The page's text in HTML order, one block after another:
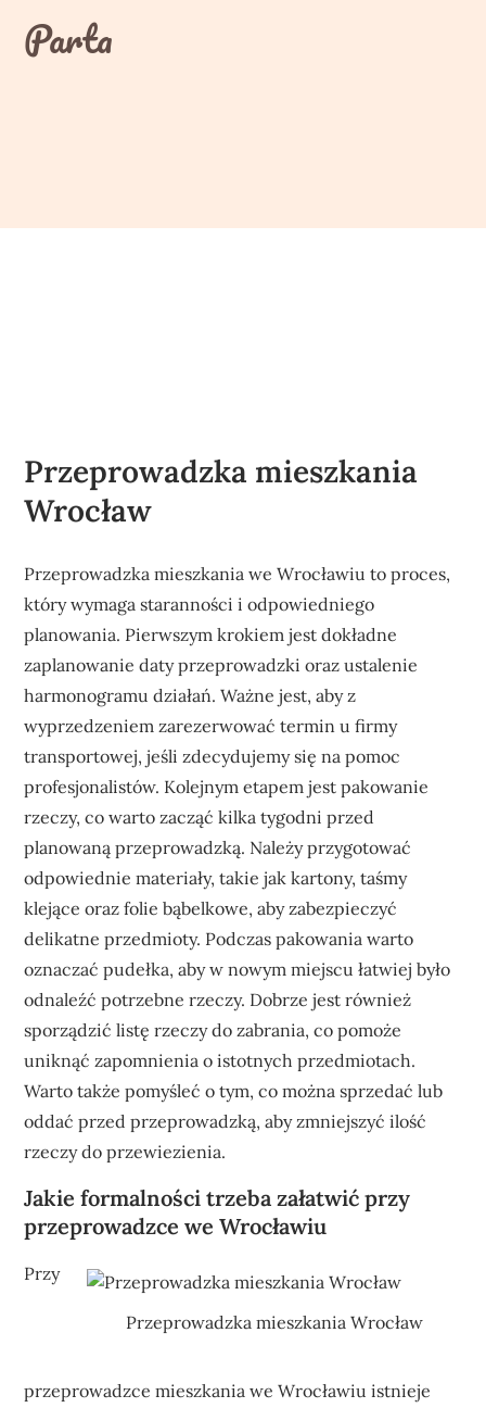
contentParta
Przeprowadzka mieszkania
Wrocław
Przeprowadzka mieszkania we Wrocławiu to proces,
który wymaga staranności i odpowiedniego
planowania. Pierwszym krokiem jest dokładne
zaplanowanie daty przeprowadzki oraz ustalenie
harmonogramu działań. Ważne jest, aby z
wyprzedzeniem zarezerwować termin u firmy
transportowej, jeśli zdecydujemy się na pomoc
profesjonalistów. Kolejnym etapem jest pakowanie
rzeczy, co warto zacząć kilka tygodni przed
planowaną przeprowadzką. Należy przygotować
odpowiednie materiały, takie jak kartony, taśmy
klejące oraz folie bąbelkowe, aby zabezpieczyć
delikatne przedmioty. Podczas pakowania warto
oznaczać pudełka, aby w nowym miejscu łatwiej było
odnaleźć potrzebne rzeczy. Dobrze jest również
sporządzić listę rzeczy do zabrania, co pomoże
uniknąć zapomnienia o istotnych przedmiotach.
Warto także pomyśleć o tym, co można sprzedać lub
oddać przed przeprowadzką, aby zmniejszyć ilość
rzeczy do przewiezienia.
Jakie formalności trzeba załatwić przy
przeprowadzce we Wrocławiu
Przeprowadzka mieszkania Wrocław
Przy
przeprowadzce mieszkania we Wrocławiu istnieje